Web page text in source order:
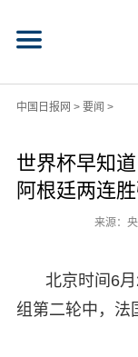
中国日报网 > 要闻 >
世界杯早知
阿根廷两连
来源：
北京时间6
组第二轮中，法